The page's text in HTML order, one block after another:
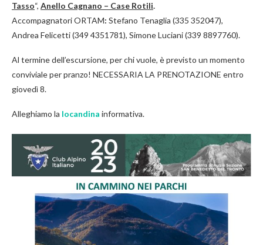
Tasso“, Anello Cagnano – Case Rotili.
Accompagnatori ORTAM: Stefano Tenaglia (335 352047),
Andrea Felicetti (349 4351781), Simone Luciani (339 8897760).
Al termine dell’escursione, per chi vuole, è previsto un momento
conviviale per pranzo! NECESSARIA LA PRENOTAZIONE entro
giovedì 8.
Alleghiamo la locandina informativa.